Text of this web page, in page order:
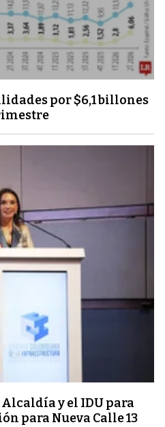
por $6,1 billones
y el IDU para
para Nueva Calle 13